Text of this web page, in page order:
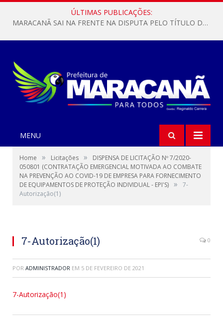
ÚLTIMAS PUBLICAÇÕES:
MARACANÃ SAI NA FRENTE NA DISPUTA PELO TÍTULO DA COPA PARÁ SUB-17!
MENU
Home » Licitações »
DISPENSA DE LICITAÇÃO Nº 7/2020-
050801 (CONTRATAÇÃO EMERGENCIAL MOTIVADA AO COMBATE
NA PREVENÇÃO AO COVID-19 DE EMPRESA PARA FORNECIMENTO
DE EQUIPAMENTOS DE PROTEÇÃO INDIVIDUAL - EPI'S) »
7-
Autorização(1)
7-Autorização(1) 0
POR ADMINISTRADOR EM 5 DE FEVEREIRO DE 2021
7-Autorização(1)